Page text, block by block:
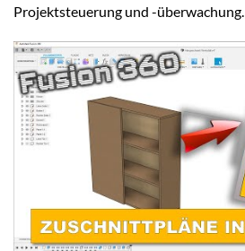
Projektsteuerung und -überwachung.